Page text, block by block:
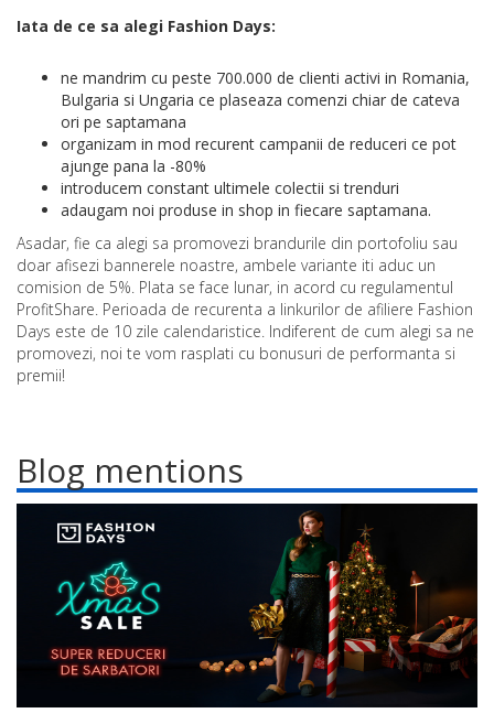
Iata de ce sa alegi Fashion Days:
ne mandrim cu peste 700.000 de clienti activi in Romania,
Bulgaria si Ungaria ce plaseaza comenzi chiar de cateva
ori pe saptamana
organizam in mod recurent campanii de reduceri ce pot
ajunge pana la -80%
introducem constant ultimele colectii si trenduri
adaugam noi produse in shop in fiecare saptamana.
Asadar, fie ca alegi sa promovezi brandurile din portofoliu sau
doar afisezi bannerele noastre, ambele variante iti aduc un
comision de 5%. Plata se face lunar, in acord cu regulamentul
ProfitShare. Perioada de recurenta a linkurilor de afiliere Fashion
Days este de 10 zile calendaristice. Indiferent de cum alegi sa ne
promovezi, noi te vom rasplati cu bonusuri de performanta si
premii!
Blog mentions